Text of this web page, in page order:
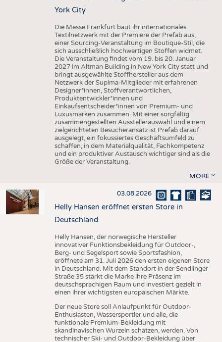
York City
Die Messe Frankfurt baut ihr internationales
Textilnetzwerk mit der Premiere der Prefab aus,
einer Sourcing-Veranstaltung im Boutique-Stil, die
sich ausschließlich hochwertigen Stoffen widmet.
Die Veranstaltung findet vom 19. bis 20. Januar
2027 im Altman Building in New York City statt und
bringt ausgewählte Stoffhersteller aus dem
Netzwerk der Supima-Mitglieder mit erfahrenen
Designer*innen, Stoffverantwortlichen,
Produktentwickler*innen und
Einkaufsentscheider*innen von Premium- und
Luxusmarken zusammen. Mit einer sorgfältig
zusammengestellten Ausstellerauswahl und einem
zielgerichteten Besucheransatz ist Prefab darauf
ausgelegt, ein fokussiertes Geschäftsumfeld zu
schaffen, in dem Materialqualität, Fachkompetenz
und ein produktiver Austausch wichtiger sind als die
Größe der Veranstaltung.
MORE
03.08.2026
Helly Hansen eröffnet ersten Store in
Deutschland
Helly Hansen, der norwegische Hersteller
innovativer Funktionsbekleidung für Outdoor-,
Berg- und Segelsport sowie Sportsfashion,
eröffnete am 31. Juli 2026 den ersten eigenen Store
in Deutschland. Mit dem Standort in der Sendlinger
Straße 35 stärkt die Marke ihre Präsenz im
deutschsprachigen Raum und investiert gezielt in
einen ihrer wichtigsten europäischen Märkte.
Der neue Store soll Anlaufpunkt für Outdoor-
Enthusiasten, Wassersportler und alle, die
funktionale Premium-Bekleidung mit
skandinavischen Wurzeln schätzen, werden. Von
technischer Ski- und Outdoor-Bekleidung über